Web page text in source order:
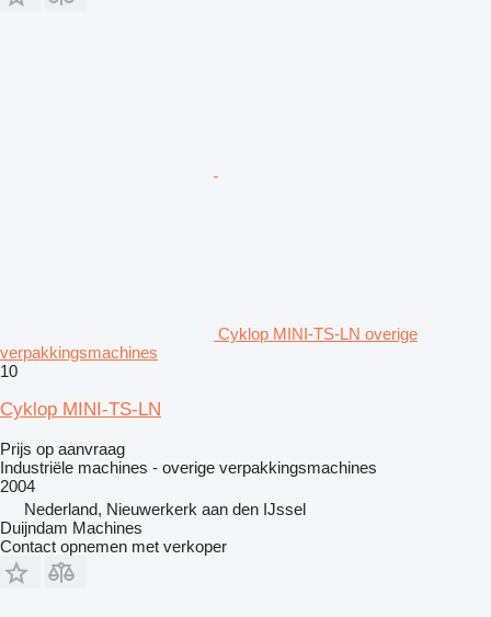
Cyklop MINI-TS-LN overige
verpakkingsmachines
10
Cyklop MINI-TS-LN
Prijs op aanvraag
Industriële machines - overige verpakkingsmachines
2004
Nederland, Nieuwerkerk aan den IJssel
Duijndam Machines
Contact opnemen met verkoper